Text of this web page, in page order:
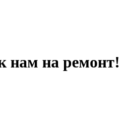
нам на ремонт!